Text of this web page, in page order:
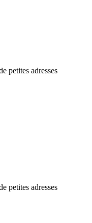
petites adresses
petites adresses